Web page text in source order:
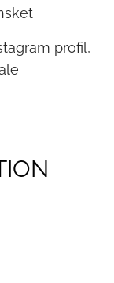
profil,